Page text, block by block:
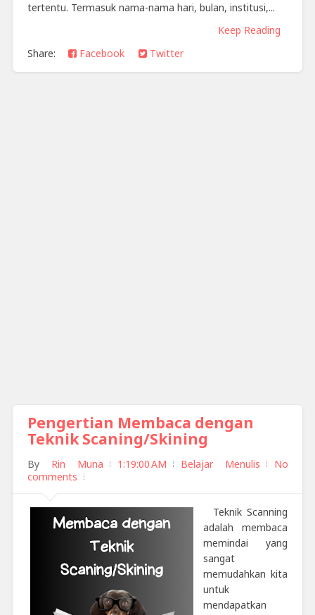
tertentu. Termasuk nama-nama hari, bulan, institusi,...
Keep Reading
Share:
Facebook Twitter
Pengertian Membaca dengan
Teknik Scaning/Skining
By Rin Muna 1:19:00 AM Belajar Menulis
No
comments
Teknik Scanning
adalah membaca
memindai yang
sangat
memudahkan kita
untuk
mendapatkan